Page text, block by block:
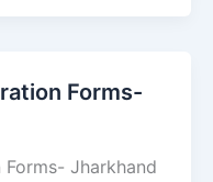
Forms-
Jharkhand